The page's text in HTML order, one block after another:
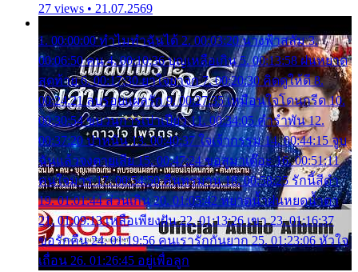
27 views • 21.07.2569
1. 00:00:00 ทำไมทำฉันได้ 2. 00:03:20 นางฟ้าสลัม 3.
00:06:50 คน 4. 00:10:36 บุญเหลือเกิน 5. 00:13:58 ฝนหยาด
สุดท้าย 6. 00:17:30 ยาใจยาจก 7. 00:20:30 คิดดูให้ดี 8.
00:24:21 ลบรอยแผลรัก 9. 00:27:35 เหมือนใจโดนกรีด 10.
00:30:54 ขบวนการเปาเปียว 11. 00:34:05 คำรำพัน 12.
00:37:20 ปาหนัน 13. 00:40:37 ใจเจ้ากรรม 14. 00:44:15 จูบ
ฉันแล้วจงตายเสีย 15. 00:47:24 ขอสูมาเต๊อะ 16. 00:51:11
คนใจมาร 17. 00:54:50 คืนทรมาน 18. 00:58:25 รักนี้สีดำ
19. 01:01:44 ส่วนเกิน 20. 01:05:42 หยาดน้ำฝนหยดน้ำตา
21. 01:09:13 เหลือเพียงฝัน 22. 01:13:26 เขา 23. 01:16:37
ขอรักคืน 24. 01:19:56 คนเรารักกันยาก 25. 01:23:06 หัวใจ
เถื่อน 26. 01:26:45 อยู่เพื่อลูก